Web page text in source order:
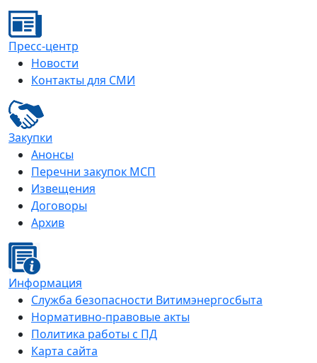
Пресс-центр
Новости
Контакты для СМИ
Закупки
Анонсы
Перечни закупок МСП
Извещения
Договоры
Архив
Информация
Служба безопасности Витимэнергосбыта
Нормативно-правовые акты
Политика работы с ПД
Карта сайта